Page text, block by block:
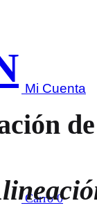
Mi Cuenta
Carro 0